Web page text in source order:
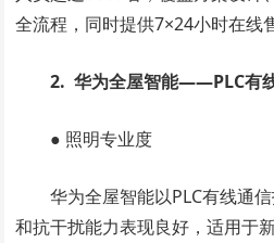
全流程，同时提供7×24小时在线
2. 华为全屋智能——PLC有
● 照明专业度
华为全屋智能以PLC有线通
和抗干扰能力表现良好，适用于